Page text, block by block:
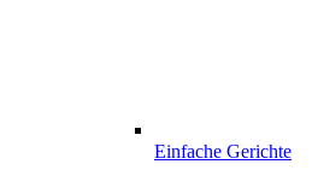
Einfache Gerichte